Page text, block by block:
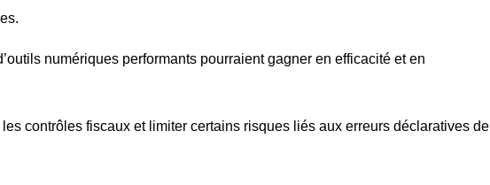
numériques performants pourraient gagner en efficacité et en
contrôles fiscaux et limiter certains risques liés aux erreurs déclaratives de